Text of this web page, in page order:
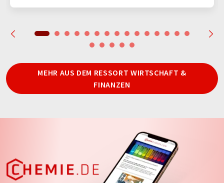
MEHR AUS DEM RESSORT WIRTSCHAFT &
FINANZEN